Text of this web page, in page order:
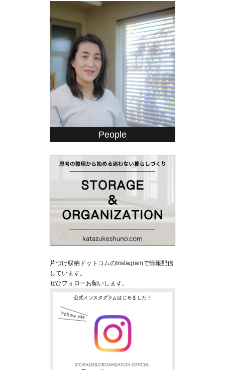
People
片づけ収納ドットコムのInstagramで情報配信
しています。
ぜひフォローお願いします。